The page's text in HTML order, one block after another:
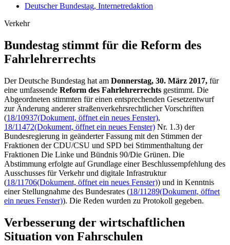
Deutscher Bundestag, Internetredaktion
Verkehr
Bundestag stimmt für die Reform des
Fahrlehrer­rechts
Der Deutsche Bundestag hat am Donnerstag, 30. März 2017, für
eine umfassende Reform des Fahrlehrerrechts gestimmt. Die
Abgeordneten stimmten für einen entsprechenden Gesetzentwurf
zur Änderung anderer straßenverkehrsrechtlicher Vorschriften
(18/10937(Dokument, öffnet ein neues Fenster),
18/11472(Dokument, öffnet ein neues Fenster) Nr. 1.3) der
Bundesregierung in geänderter Fassung mit den Stimmen der
Fraktionen der CDU/CSU und SPD bei Stimmenthaltung der
Fraktionen Die Linke und Bündnis 90/Die Grünen. Die
Abstimmung erfolgte auf Grundlage einer Beschlussempfehlung des
Ausschusses für Verkehr und digitale Infrastruktur
(18/11706(Dokument, öffnet ein neues Fenster)) und in Kenntnis
einer Stellungnahme des Bundesrates (18/11289(Dokument, öffnet
ein neues Fenster)). Die Reden wurden zu Protokoll gegeben.
Verbesserung der wirtschaftlichen
Situation von Fahrschulen